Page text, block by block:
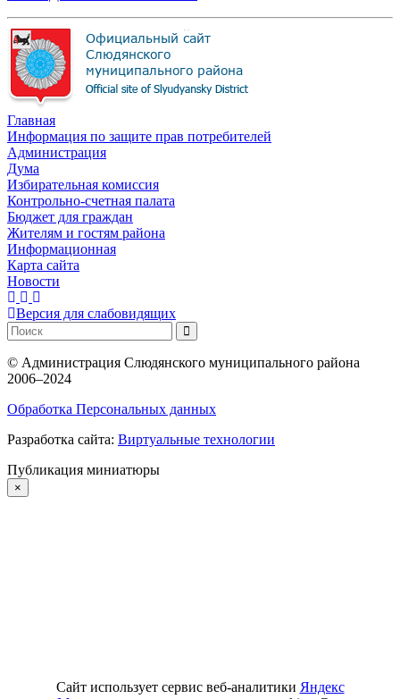
Главная
Информация по защите прав потребителей
Администрация
Дума
Избирательная комиссия
Контрольно-счетная палата
Бюджет для граждан
Жителям и гостям района
Информационная
Карта сайта
Новости
Версия для слабовидящих
© Администрация Слюдянского муниципального района
2006–2024
Обработка Персональных данных
Разработка сайта: Виртуальные технологии
Публикация миниатюры
×
Сайт использует сервис веб-аналитики Яндекс